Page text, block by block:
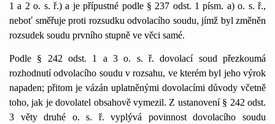
1 a 2 o. s. ř.) a je přípustné podle § 237 odst. 1 písm. a) o. s. ř.,
neboť směřuje proti rozsudku odvolacího soudu, jímž byl změněn
rozsudek soudu prvního stupně ve věci samé.
Podle § 242 odst. 1 a 3 o. s. ř. dovolací soud přezkoumá
rozhodnutí odvolacího soudu v rozsahu, ve kterém byl jeho výrok
napaden; přitom je vázán uplatněnými dovolacími důvody včetně
toho, jak je dovolatel obsahově vymezil. Z ustanovení § 242 odst.
3 věty druhé o. s. ř. vyplývá povinnost dovolacího soudu